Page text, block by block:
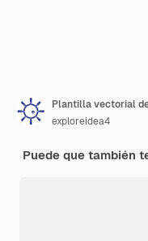
Plantilla vectorial
exploreidea4
Puede que también